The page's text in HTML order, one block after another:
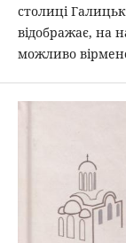
столиці
відображає, на
можливо